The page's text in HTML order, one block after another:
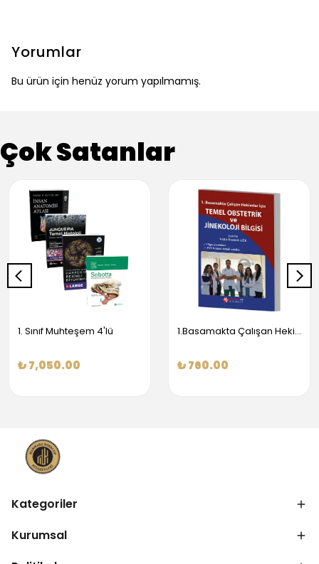
Yorumlar
Bu ürün için henüz yorum yapılmamış.
Çok Satanlar
1. Sınıf Muhteşem 4'lü
₺ 7,050.00
1.Basamakta Çalışan Hekimler İçin Temel Obstetrik Ve Jinekoloji Bilgisi
₺ 760.00
Kategoriler
Kurumsal